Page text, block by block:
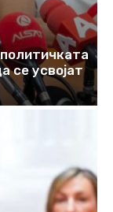
се усвојат